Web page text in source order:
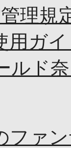
理規
用ガ
ルド
ファ